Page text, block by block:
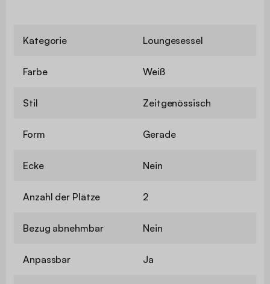
Kategorie Loungesessel
Farbe Weiß
Stil Zeitgenössisch
Form Gerade
Ecke Nein
Anzahl der Plätze 2
Bezug abnehmbar Nein
Anpassbar Ja